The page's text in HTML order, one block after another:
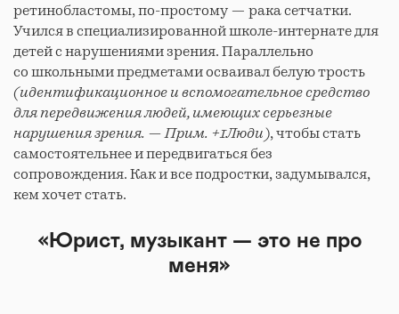
ретинобластомы, по-простому — рака сетчатки.
Учился в специализированной школе-интернате для
детей с нарушениями зрения. Параллельно
со школьными предметами осваивал белую трость
(идентификационное и вспомогательное средство
для передвижения людей, имеющих серьезные
нарушения зрения. — Прим. +1Люди), чтобы стать
самостоятельнее и передвигаться без
сопровождения. Как и все подростки, задумывался,
кем хочет стать.
«Юрист, музыкант — это не про
меня»